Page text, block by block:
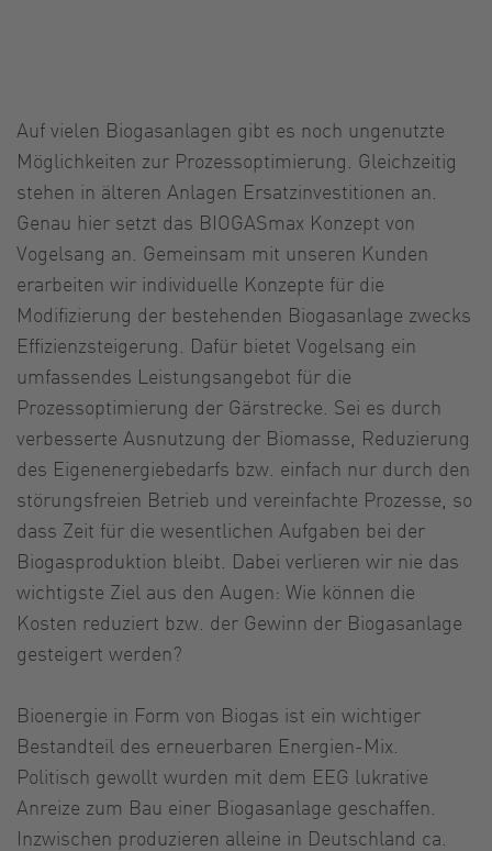
Auf vielen Biogasanlagen gibt es noch ungenutzte
Möglichkeiten zur Prozessoptimierung. Gleichzeitig
stehen in älteren Anlagen Ersatzinvestitionen an.
Genau hier setzt das BIOGASmax Konzept von
Vogelsang an. Gemeinsam mit unseren Kunden
erarbeiten wir individuelle Konzepte für die
Modifizierung der bestehenden Biogasanlage zwecks
Effizienzsteigerung. Dafür bietet Vogelsang ein
umfassendes Leistungsangebot für die
Prozessoptimierung der Gärstrecke. Sei es durch
verbesserte Ausnutzung der Biomasse, Reduzierung
des Eigenenergiebedarfs bzw. einfach nur durch den
störungsfreien Betrieb und vereinfachte Prozesse, so
dass Zeit für die wesentlichen Aufgaben bei der
Biogasproduktion bleibt. Dabei verlieren wir nie das
wichtigste Ziel aus den Augen: Wie können die
Kosten reduziert bzw. der Gewinn der Biogasanlage
gesteigert werden?
Bioenergie in Form von Biogas ist ein wichtiger
Bestandteil des erneuerbaren Energien-Mix.
Politisch gewollt wurden mit dem EEG lukrative
Anreize zum Bau einer Biogasanlage geschaffen.
Inzwischen produzieren alleine in Deutschland ca.